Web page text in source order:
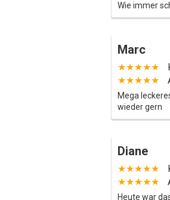
Wie immer
Marc
★★★★★
★★★★★
Mega
wieder gern
Diane
★★★★★
★★★★★
Heute war